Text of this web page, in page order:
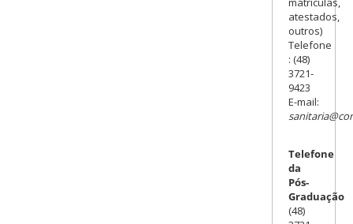
atestados,
outros)
Telefone
: (48)
3721-
9423
E-mail:
Telefone
da
Pós-
Graduação
(48)